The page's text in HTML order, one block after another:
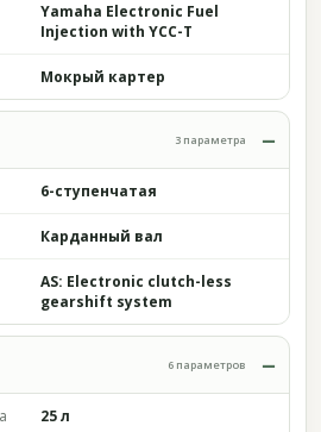
Yamaha Electronic Fuel
Injection with YCC-T
Мокрый картер
3 параметра
6-ступенчатая
Карданный вал
AS: Electronic clutch-less
gearshift system
6 параметров
25 л